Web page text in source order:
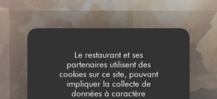
Le restaurant et ses
partenaires utilisent des
cookies sur ce site, pouvant
impliquer la collecte de
données à caractère